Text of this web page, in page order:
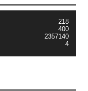
218
400
2357140
4